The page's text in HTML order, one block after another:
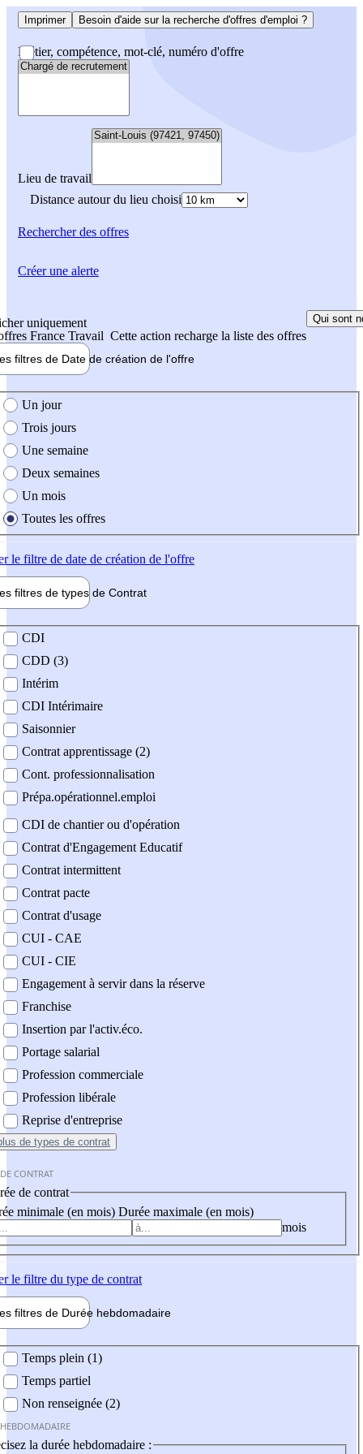
Imprimer Besoin d'aide sur la recherche d'offres d'emploi ?
Métier, compétence, mot-clé, numéro d'offre
Lieu de travail
Distance autour du lieu choisi
Rechercherdes offres
uniquement
France Travail Cette action recharge la liste des offres
Qui sont
filtres de Date de création de l'offre
création de l'offre
Un jour
Trois jours
Une semaine
Deux semaines
Un mois
Toutes les offres
le filtre de date de création de l'offre
filtres de types de Contrat
contrat
CDI
CDD (3)
Intérim
CDI Intérimaire
Saisonnier
Contrat apprentissage (2)
Cont. professionnalisation
Prépa.opérationnel.emploi
CDI de chantier ou d'opération
Contrat d'Engagement Educatif
Contrat intermittent
Contrat pacte
Contrat d'usage
CUI - CAE
CUI - CIE
Engagement à servir dans la réserve
Franchise
Insertion par l'activ.éco.
Portage salarial
Profession commerciale
Profession libérale
Reprise d'entreprise
de types de contrat
CONTRAT
de contrat
minimale (en mois) Durée maximale (en mois)
mois
le filtre du type de contrat
filtres de Durée hebdomadaire
Temps plein (1)
Temps partiel
Non renseignée (2)
la durée hebdomadaire :
Créer une alerte